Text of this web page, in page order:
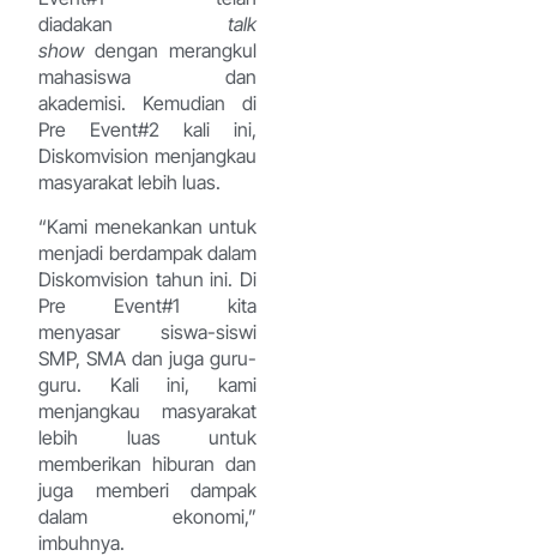
diadakan talk
showdengan merangkul
mahasiswa dan
akademisi. Kemudian di
Pre Event#2 kali ini,
Diskomvision menjangkau
masyarakat lebih luas.
“Kami menekankan untuk
menjadi berdampak dalam
Diskomvision tahun ini. Di
Pre Event#1 kita
menyasar siswa-siswi
SMP, SMA dan juga guru-
guru. Kali ini, kami
menjangkau masyarakat
lebih luas untuk
memberikan hiburan dan
juga memberi dampak
dalam ekonomi,”
imbuhnya.